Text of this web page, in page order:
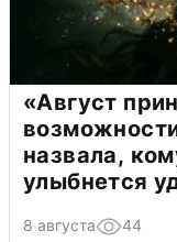
«Август
назвала,
улыбнется
8 августа 44